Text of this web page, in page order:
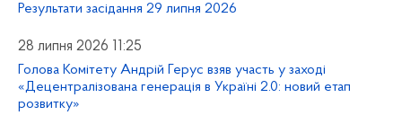
Результати засідання 29 липня 2026
28 липня 2026 11:25
Голова Комітету Андрій Герус взяв участь у заході
«Децентралізована генерація в Україні 2.0: новий етап
розвитку»